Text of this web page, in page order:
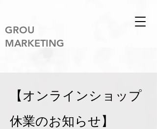
​GROU
MARKETING
【オンラインショップ
休業のお知らせ】